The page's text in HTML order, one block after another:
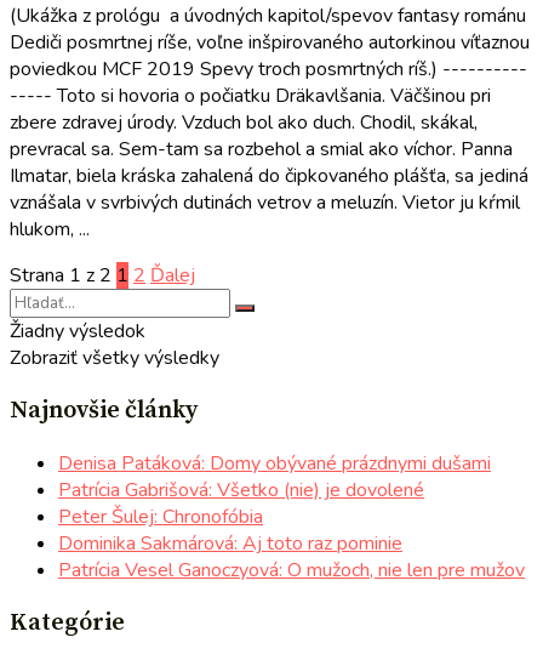
(Ukážka z prológu a úvodných kapitol/spevov fantasy románu
Dediči posmrtnej ríše, voľne inšpirovaného autorkinou víťaznou
poviedkou MCF 2019 Spevy troch posmrtných ríš.) ----------
----- Toto si hovoria o počiatku Dräkavlšania. Väčšinou pri
zbere zdravej úrody. Vzduch bol ako duch. Chodil, skákal,
prevracal sa. Sem-tam sa rozbehol a smial ako víchor. Panna
Ilmatar, biela kráska zahalená do čipkovaného plášťa, sa jediná
vznášala v svrbivých dutinách vetrov a meluzín. Vietor ju kŕmil
hlukom, ...
Strana 1 z 2 1 2 Ďalej
Žiadny výsledok
Zobraziť všetky výsledky
Najnovšie články
Denisa Patáková: Domy obývané prázdnymi dušami
Patrícia Gabrišová: Všetko (nie) je dovolené
Peter Šulej: Chronofóbia
Dominika Sakmárová: Aj toto raz pominie
Patrícia Vesel Ganoczyová: O mužoch, nie len pre mužov
Kategórie